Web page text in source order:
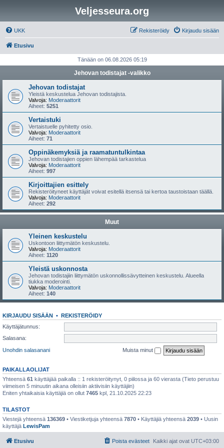
Veljesseura.org
UKK Kirjaudu sisään
Rekisteröidy
Etusivu
Tänään on 06.08.2026 05:19
Jehovan todistajat -valikko
Jehovan todistajat
Yleistä keskustelua Jehovan todistajista.
Valvoja: Moderaattorit
Aiheet: 5251
Vertaistuki
Vertaistuelle pyhitetty osio.
Valvoja: Moderaattorit
Aiheet: 71
Oppinäkemyksiä ja raamatuntulkintaa
Jehovan todistajien oppien lähempää tarkastelua
Valvoja: Moderaattorit
Aiheet: 997
Kirjoittajien esittely
Rekisteröityneet käyttäjät voivat esitellä itsensä tai kertoa taustoistaan täällä.
Valvoja: Moderaattorit
Aiheet: 292
Muut
Yleinen keskustelu
Uskontoon liittymätön keskustelu.
Valvoja: Moderaattorit
Aiheet: 1120
Yleistä uskonnosta
Jehovan todistajiin liittymätön uskonnollissävytteinen keskustelu. Alueella
tiukka moderointi.
Valvoja: Moderaattorit
Aiheet: 140
KIRJAUDU SISÄÄN • REKISTERÖIDY
Käyttäjätunnus:
Salasana:
Unohdin salasanani
Muista minut
PAIKALLAOLIJAT
Yhteensä 61 käyttäjää paikalla :: 1 rekisteröitynyt, 0 piilossa ja 60 vierasta (Tieto perustuu
viimeisen 5 minuutin aikana olleisiin aktiivisiin käyttäjiin)
Eniten yhtaikaisia käyttäjiä on ollut 7465 kpl, 21.10.2025 22:23
TILASTOT
Viestejä yhteensä 136369 • Viestiketjuja yhteensä 7870 • Käyttäjiä yhteensä 2039 • Uusin
käyttäjä LewisPam
Etusivu Kaikki ajat ovat UTC+03:00
Poista evästeet